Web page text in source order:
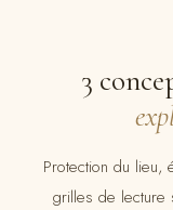
3
Protection du lieu,
grilles de lecture